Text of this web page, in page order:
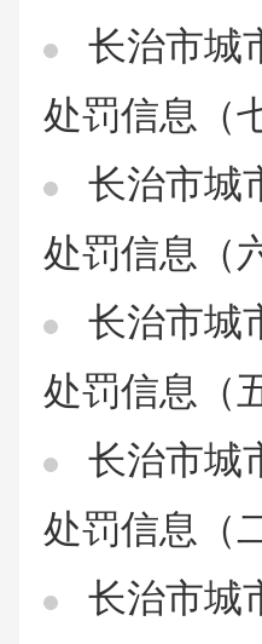
长治市城
处罚信息（
长治市城
处罚信息（
长治市城
处罚信息（
长治市城
处罚信息（
长治市城